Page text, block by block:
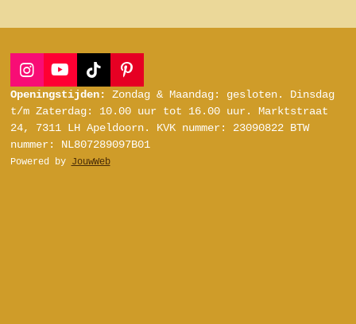
I
n
s
a
g
r
Y
o
u
T
b
e
T
i
o
k
P
i
n
r
Openingstijden: Zondag & Maandag: gesloten.
Dinsdag
t/m Zaterdag: 10.00 uur tot 16.00 uur. Marktstraat
24, 7311 LH Apeldoorn.
KVK nummer: 23090822 BTW
nummer: NL807289097B01
Powered by JouwWeb